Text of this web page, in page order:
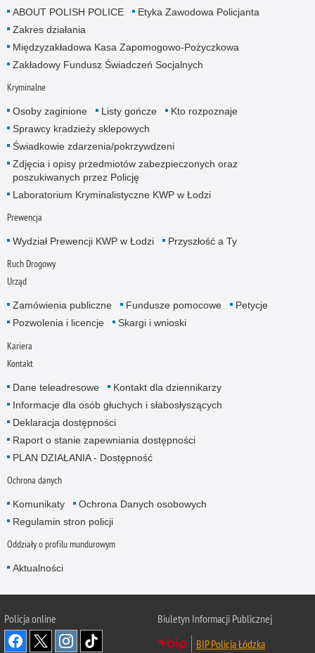
ABOUT POLISH POLICE
Etyka Zawodowa Policjanta
Zakres działania
Międzyzakładowa Kasa Zapomogowo-Pożyczkowa
Zakładowy Fundusz Świadczeń Socjalnych
Kryminalne
Osoby zaginione Listy gończe
Kto rozpoznaje
Sprawcy kradzieży sklepowych
Świadkowie zdarzenia/pokrzywdzeni
Zdjęcia i opisy przedmiotów zabezpieczonych oraz
poszukiwanych przez Policję
Laboratorium Kryminalistyczne KWP w Łodzi
Prewencja
Wydział Prewencji KWP w Łodzi Przyszłość a Ty
Ruch Drogowy
Urząd
Zamówienia publiczne Fundusze pomocowe
Petycje
Pozwolenia i licencje
Skargi i wnioski
Kariera
Kontakt
Dane teleadresowe
Kontakt dla dziennikarzy
Informacje dla osób głuchych i słabosłyszących
Deklaracja dostępności
Raport o stanie zapewniania dostępności
PLAN DZIAŁANIA - Dostępność
Ochrona danych
Komunikaty
Ochrona Danych osobowych
Regulamin stron policji
Oddziały o profilu mundurowym
Aktualności
Policja online
Biuletyn Informacji Publicznej
BIP Policja Łódzka